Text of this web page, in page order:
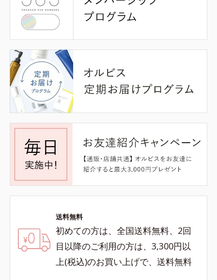
送料無料
初めての方は、全国送料無料、2回
目以降のご利用の方は、3,300円以
上(税込)のお買い上げで、送料無料